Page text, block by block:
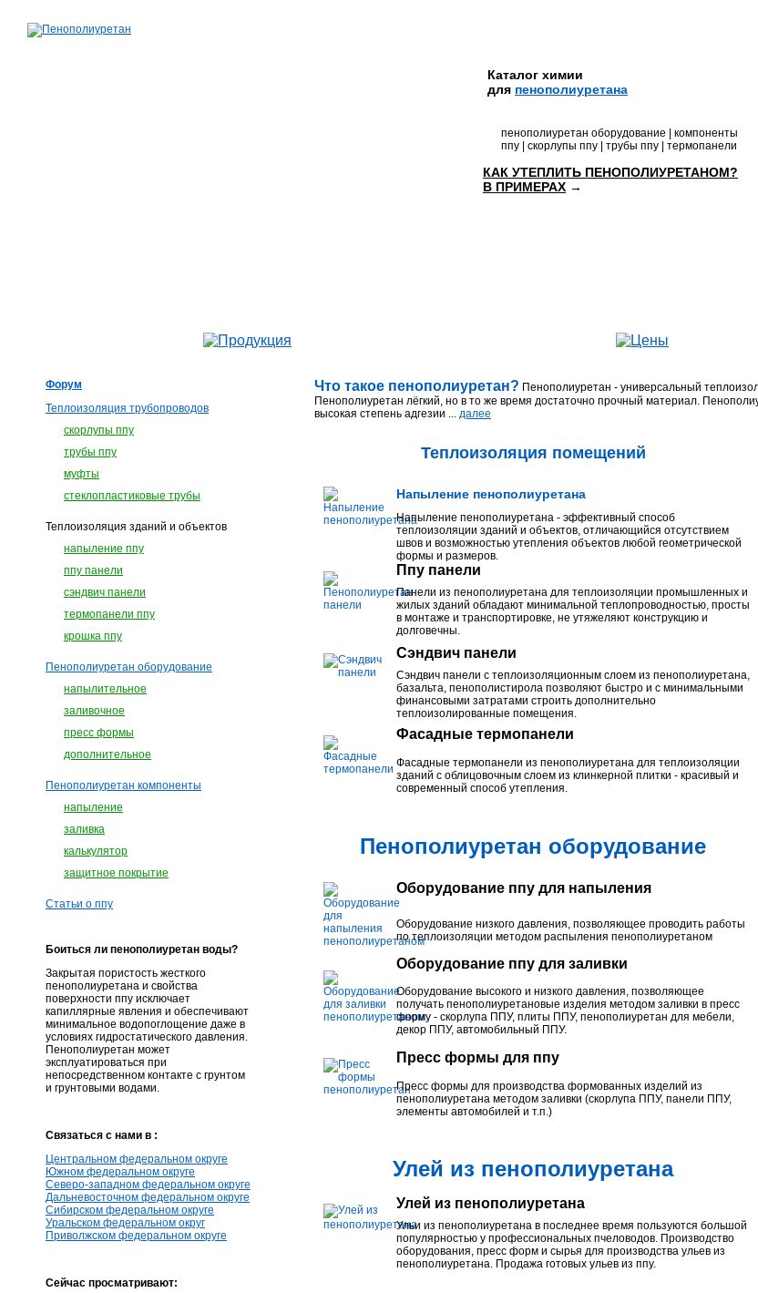
Каталог химии
для пенополиуретана
пенополиуретан оборудование | компоненты
ппу | скорлупы ппу | трубы ппу | термопанели
КАК УТЕПЛИТЬ ПЕНОПОЛИУРЕТАНОМ?
В ПРИМЕРАХ →
Форум
Теплоизоляция трубопроводов
скорлупы ппу
трубы ппу
муфты
стеклопластиковые трубы
Теплоизоляция зданий и объектов
напыление ппу
ппу панели
сэндвич панели
термопанели ппу
крошка ппу
Пенополиуретан оборудование
напылительное
заливочное
пресс формы
дополнительное
Пенополиуретан компоненты
напыление
заливка
калькулятор
защитное покрытие
Статьи о ппу
Боиться ли пенополиуретан воды?
Закрытая пористость жесткого
пенополиуретана и свойства
поверхности ппу исключает
капиллярные явления и обеспечивают
минимальное водопоглощение даже в
условиях гидростатического давления.
Пенополиуретан может
эксплуатироваться при
непосредственном контакте с грунтом
и грунтовыми водами.
Связаться с нами в :
Центральном федеральном округе
Южном федеральном округе
Северо-западном федеральном округе
Дальневосточном федеральном округе
Сибирском федеральном округе
Уральском федеральном округ
Приволжском федеральном округе
Сейчас просматривают:
Что такое пенополиуретан? Пенополиуретан - универсальный
Пенополиуретан лёгкий, но в то же время достаточно прочный материал.
высокая степень адгезии ... далее
Теплоизоляция помещений
Напыление пенополиуретана
Напыление пенополиуретана - эффективный способ
теплоизоляции зданий и объектов, отличающийся отсутствием
швов и возможностью утепления объектов любой геометрической
формы и размеров.
Ппу панели
Панели из пенополиуретана для теплоизоляции промышленных и
жилых зданий обладают минимальной теплопроводностью, просты
в монтаже и транспортировке, не утяжеляют конструкцию и
долговечны.
Сэндвич панели
Сэндвич панели с теплоизоляционным слоем из пенополиуретана,
базальта, пенополистирола позволяют быстро и с минимальными
финансовыми затратами строить дополнительно
теплоизолированные помещения.
Фасадные термопанели
Фасадные термопанели из пенополиуретана для теплоизоляции
зданий с облицовочным слоем из клинкерной плитки - красивый и
современный способ утепления.
Пенополиуретан оборудование
Оборудование ппу для напыления
Оборудование низкого давления, позволяющее проводить работы
по теплоизоляции методом распыления пенополиуретаном
Оборудование ппу для заливки
Оборудование высокого и низкого давления, позволяющее
получать пенополиуретановые изделия методом заливки в пресс
форму - скорлупа ППУ, плиты ППУ, пенополиуретан для мебели,
декор ППУ, автомобильный ППУ.
Пресс формы для ппу
Пресс формы для производства формованных изделий из
пенополиуретана методом заливки (скорлупа ППУ, панели ППУ,
элементы автомобилей и т.п.)
Улей из пенополиуретана
Улей из пенополиуретана
Ульи из пенополиуретана в последнее время пользуются большой
популярностью у профессиональных пчеловодов. Производство
оборудования, пресс форм и сырья для производства ульев из
пенополиуретана. Продажа готовых ульев из ппу.